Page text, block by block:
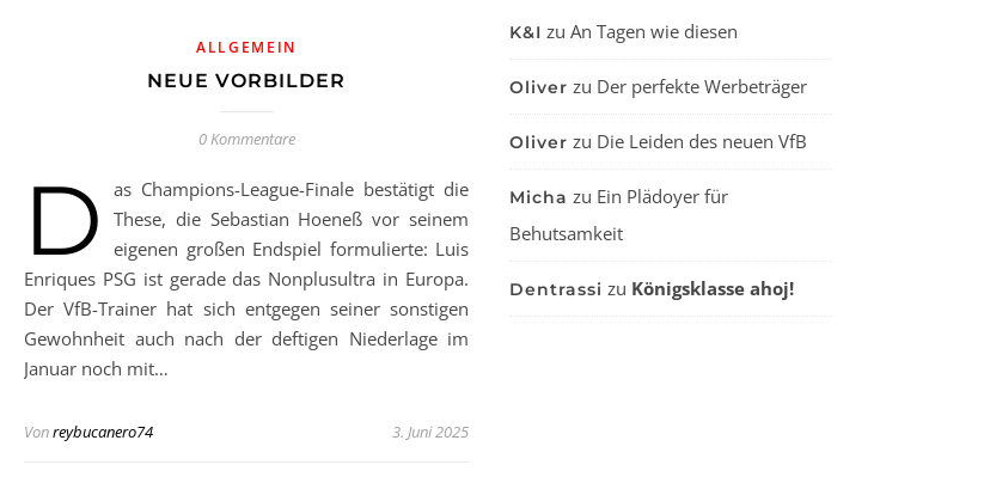
ALLGEMEIN
NEUE VORBILDER
0 Kommentare
D
as Champions-League-Finale bestätigt die
These, die Sebastian Hoeneß vor seinem
eigenen großen Endspiel formulierte: Luis
Enriques PSG ist gerade das Nonplusultra in Europa.
Der VfB-Trainer hat sich entgegen seiner sonstigen
Gewohnheit auch nach der deftigen Niederlage im
Januar noch mit…
Vonreybucanero74 3. Juni 2025
K&I zu An Tagen wie diesen
Oliver zu Der perfekte Werbeträger
Oliver zu Die Leiden des neuen VfB
Micha zu Ein Plädoyer für
Behutsamkeit
Dentrassi zu Königsklasse ahoj!